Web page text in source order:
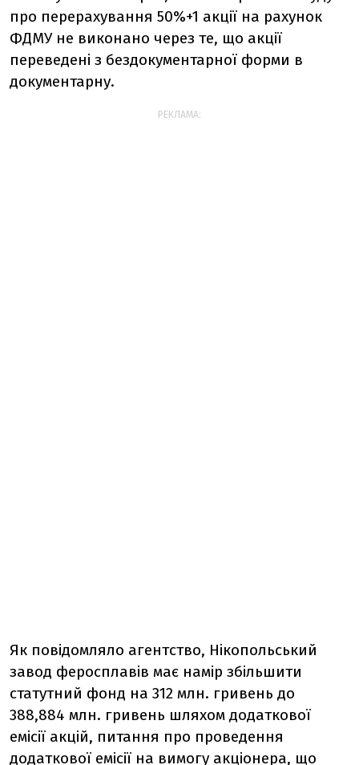
про перерахування 50%+1 акції на рахунок
ФДМУ не виконано через те, що акції
переведені з бездокументарної форми в
документарну.
РЕКЛАМА:
Як повідомляло агентство, Нікопольський
завод феросплавів має намір збільшити
статутний фонд на 312 млн. гривень до
388,884 млн. гривень шляхом додаткової
емісії акцій, питання про проведення
додаткової емісії на вимогу акціонера, що